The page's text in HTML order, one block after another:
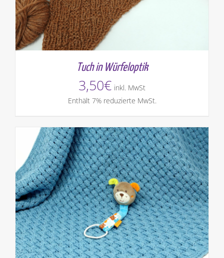
Tuch in Würfeloptik
3,50€ inkl. MwSt
Enthält 7% reduzierte MwSt.